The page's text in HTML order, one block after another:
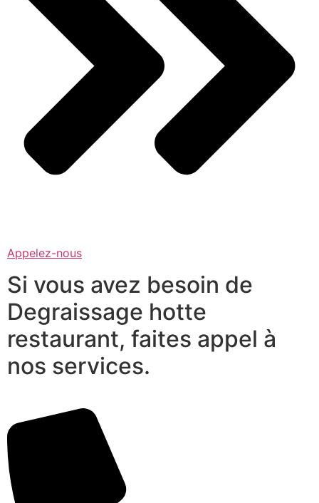
Appelez-nous
Si vous avez besoin de
Degraissage hotte
restaurant, faites appel à
nos services.